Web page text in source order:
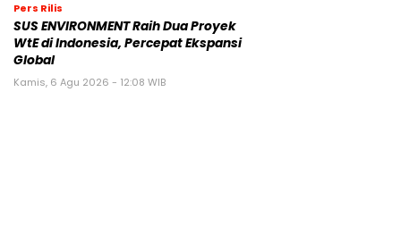
Pers Rilis
SUS ENVIRONMENT Raih Dua Proyek
WtE di Indonesia, Percepat Ekspansi
Global
Kamis, 6 Agu 2026 - 12:08 WIB